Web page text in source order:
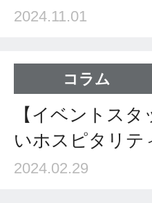
2024.11.01
コラム
【イベントス
いホスピタリ
2024.02.29